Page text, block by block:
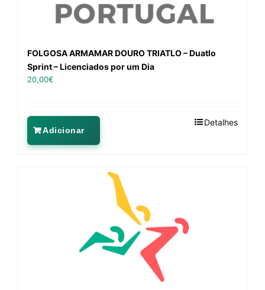
FOLGOSA ARMAMAR DOURO TRIATLO – Duatlo
Sprint – Licenciados por um Dia
20,00€
Adicionar
Detalhes